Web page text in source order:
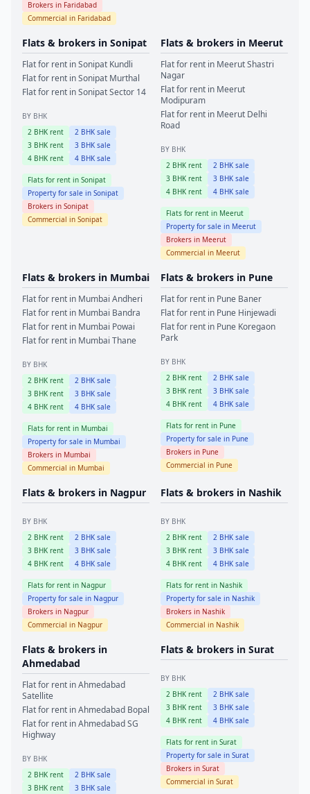
Brokers in Faridabad
Commercial in Faridabad
Flats & brokers in Sonipat
Flat for rent inSonipat Kundli
Flat for rent inSonipat Murthal
Flat for rent inSonipatSector 14
BY BHK
2 BHK rent 2 BHK sale
3 BHK rent 3 BHK sale
4 BHK rent 4 BHK sale
Flats for rent in Sonipat
Property for sale in Sonipat
Brokers in Sonipat
Commercial in Sonipat
Flats & brokers in Meerut
Flat for rent in MeerutShastri
Nagar
Flat for rent in Meerut
Modipuram
Flat for rent in Meerut Delhi
Road
BY BHK
2 BHK rent 2 BHK sale
3 BHK rent 3 BHK sale
4 BHK rent 4 BHK sale
Flats for rent in Meerut
Property for sale in Meerut
Brokers in Meerut
Commercial in Meerut
Flats & brokers in Mumbai
Flat for rent in Mumbai Andheri
Flat for rent in Mumbai Bandra
Flat for rent in Mumbai Powai
Flat for rent in Mumbai Thane
BY BHK
2 BHK rent 2 BHK sale
3 BHK rent 3 BHK sale
4 BHK rent 4 BHK sale
Flats for rent in Mumbai
Property for sale in Mumbai
Brokers in Mumbai
Commercial in Mumbai
Flats & brokers in Pune
Flat for rent in Pune Baner
Flat for rent in Pune Hinjewadi
Flat for rent in Pune Koregaon
Park
BY BHK
2 BHK rent 2 BHK sale
3 BHK rent 3 BHK sale
4 BHK rent 4 BHK sale
Flats for rent in Pune
Property for sale in Pune
Brokers in Pune
Commercial in Pune
Flats & brokers in Nagpur
BY BHK
2 BHK rent 2 BHK sale
3 BHK rent 3 BHK sale
4 BHK rent 4 BHK sale
Flats for rent in Nagpur
Property for sale in Nagpur
Brokers in Nagpur
Commercial in Nagpur
Flats & brokers in Nashik
BY BHK
2 BHK rent 2 BHK sale
3 BHK rent 3 BHK sale
4 BHK rent 4 BHK sale
Flats for rent in Nashik
Property for sale in Nashik
Brokers in Nashik
Commercial in Nashik
Flats & brokers in
Ahmedabad
Flat for rent inAhmedabad
Satellite
Flat for rent inAhmedabad Bopal
Flat for rent inAhmedabadSG
Highway
BY BHK
2 BHK rent 2 BHK sale
3 BHK rent 3 BHK sale
Flats & brokers in Surat
BY BHK
2 BHK rent 2 BHK sale
3 BHK rent 3 BHK sale
4 BHK rent 4 BHK sale
Flats for rent in Surat
Property for sale in Surat
Brokers in Surat
Commercial in Surat